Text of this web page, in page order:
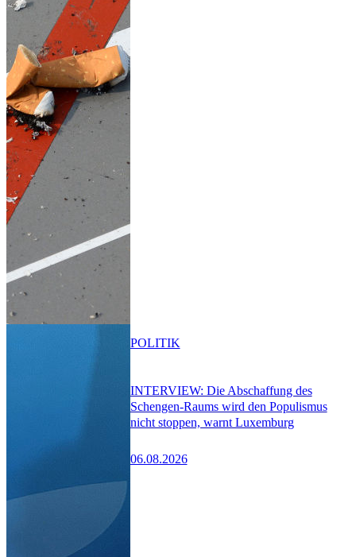
INTERVIEW: Die Abschaffung des
Schengen-Raums wird den Populismus
nicht stoppen, warnt Luxemburg
06.08.2026
POLITIK